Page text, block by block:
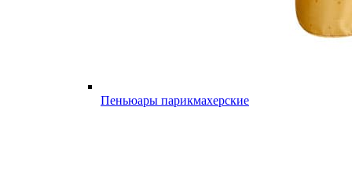
Пеньюары парикмахерские